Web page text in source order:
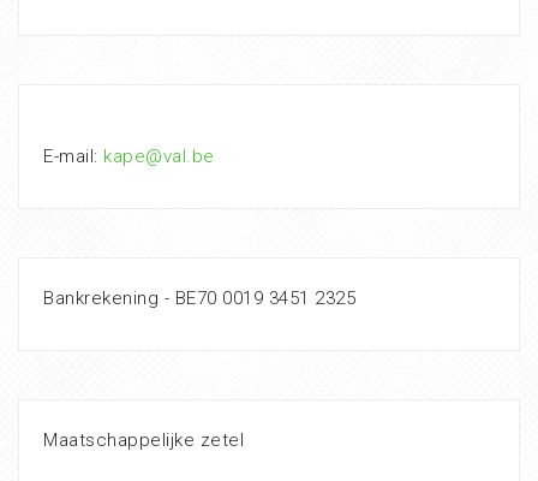
E-mail: kape@val.be
Bankrekening - BE70 0019 3451 2325
Maatschappelijke zetel